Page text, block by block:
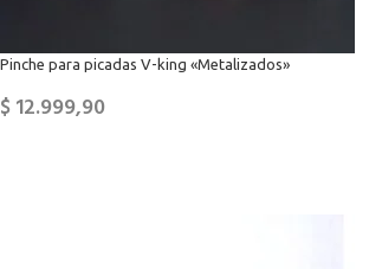
Pinche para picadas V-king «Metalizados»
$12.999,90